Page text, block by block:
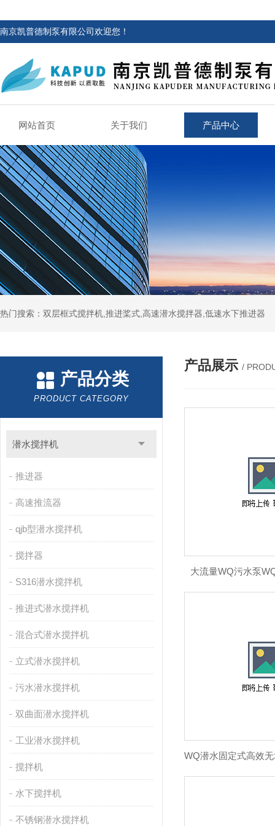
南京凯普德制泵有限公司欢迎您！
网站首页 关于我们 产品中心
热门搜索：双层框式搅拌机,推进桨式,高速潜水搅拌器,低速水下推进器
产品分类
PRODUCT CATEGORY
潜水搅拌机
推进器
高速推流器
qjb型潜水搅拌机
搅拌器
S316潜水搅拌机
推进式潜水搅拌机
混合式潜水搅拌机
立式潜水搅拌机
污水潜水搅拌机
双曲面潜水搅拌机
工业潜水搅拌机
搅拌机
水下搅拌机
不锈钢潜水搅拌机
产品展示 /
大流量WQ污水泵